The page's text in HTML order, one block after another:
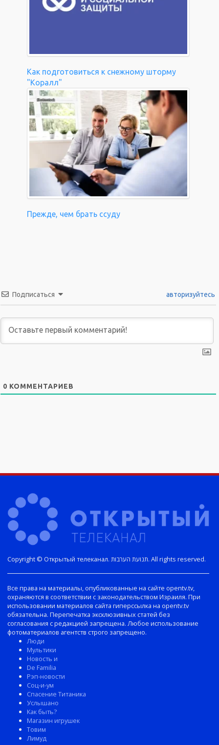
Как подготовиться к снежному шторму
"Коралл"
Прежде, чем брать ссуду
Подписаться авторизуйтесь
0 КОММЕНТАРИЕВ
Copyright © Открытый телеканал. תנועת הערבות. All rights reserved.
Все права на материалы, опубликованные на сайте opentv.tv,
охраняются в соответствии с законодательством Израиля. При
использовании материалов сайта гиперссылка на opentv.tv
обязательна. Перепечатка эксклюзивных статей без
согласования с редакцией запрещена. Любое использование
фотоматериалов агентств строго запрещено.
Люди
Мультики
Новость и
De Familia
Рэп-новости
Соц-и-ум
Спасение Титаника
Услышано
Как быть?
Магазин игрушек
Товим
Лимуд